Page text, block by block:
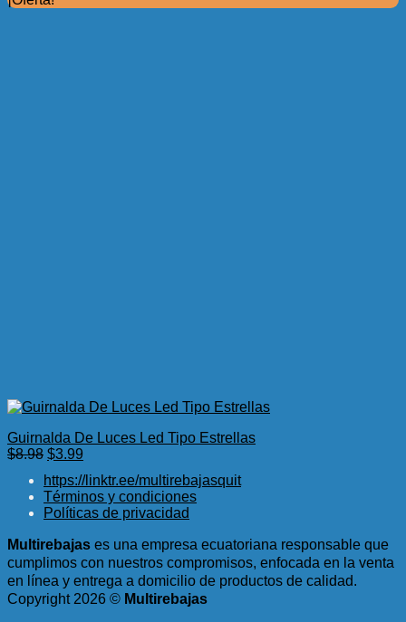
Guirnalda De Luces Led Tipo Estrellas
$8.98 El
original
era:
$8.98.
$3.99
actual
es:
$3.99.
https://linktr.ee/multirebajasquit
Términos y condiciones
Políticas de privacidad
Multirebajas es una empresa ecuatoriana responsable que
cumplimos con nuestros compromisos, enfocada en la venta
en línea y entrega a domicilio de productos de calidad.
Copyright 2026 © Multirebajas